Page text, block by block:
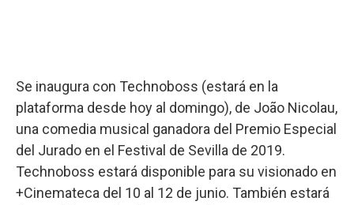
Se inaugura con Technoboss (estará en la
plataforma desde hoy al domingo), de João Nicolau,
una comedia musical ganadora del Premio Especial
del Jurado en el Festival de Sevilla de 2019.
Technoboss estará disponible para su visionado en
+Cinemateca del 10 al 12 de junio. También estará